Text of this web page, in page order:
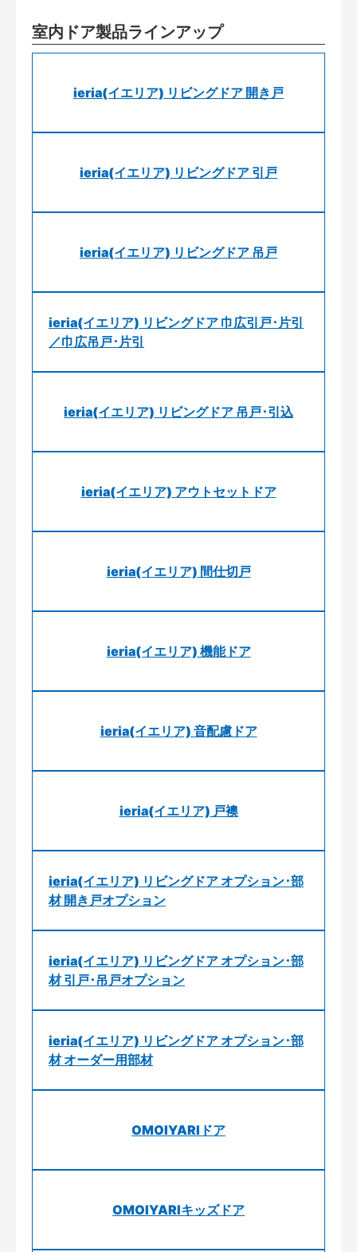
室内ドア製品ラインアップ
ieria(イエリア) リビングドア 開き戸
ieria(イエリア) リビングドア 引戸
ieria(イエリア) リビングドア 吊戸
ieria(イエリア) リビングドア 巾広引戸･片引
／巾広吊戸･片引
ieria(イエリア) リビングドア 吊戸･引込
ieria(イエリア) アウトセットドア
ieria(イエリア) 間仕切戸
ieria(イエリア) 機能ドア
ieria(イエリア) 音配慮ドア
ieria(イエリア) 戸襖
ieria(イエリア) リビングドア オプション･部
材 開き戸オプション
ieria(イエリア) リビングドア オプション･部
材 引戸･吊戸オプション
ieria(イエリア) リビングドア オプション･部
材 オーダー用部材
OMOIYARIドア
OMOIYARIキッズドア